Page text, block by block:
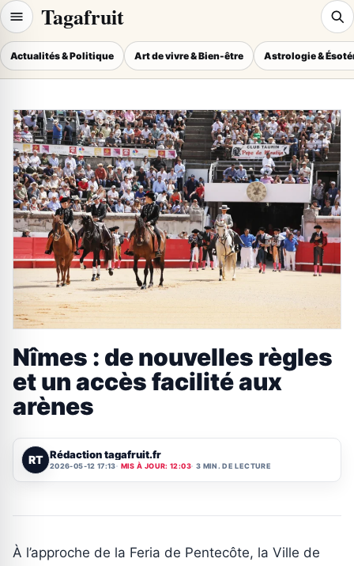
Tagafruit
Actualités & Politique Art de vivre & Bien-être Astrologie &
Nîmes : de nouvelles règles
et un accès facilité aux
arènes
RT Rédaction tagafruit.fr
2026-05-12 17:13 MIS À JOUR: 12:03 3 MIN. DE LECTURE
À l’approche de la Feria de Pentecôte, la Ville de